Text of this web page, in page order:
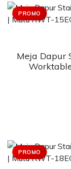
PROMO
Meja Dapur
PROMO